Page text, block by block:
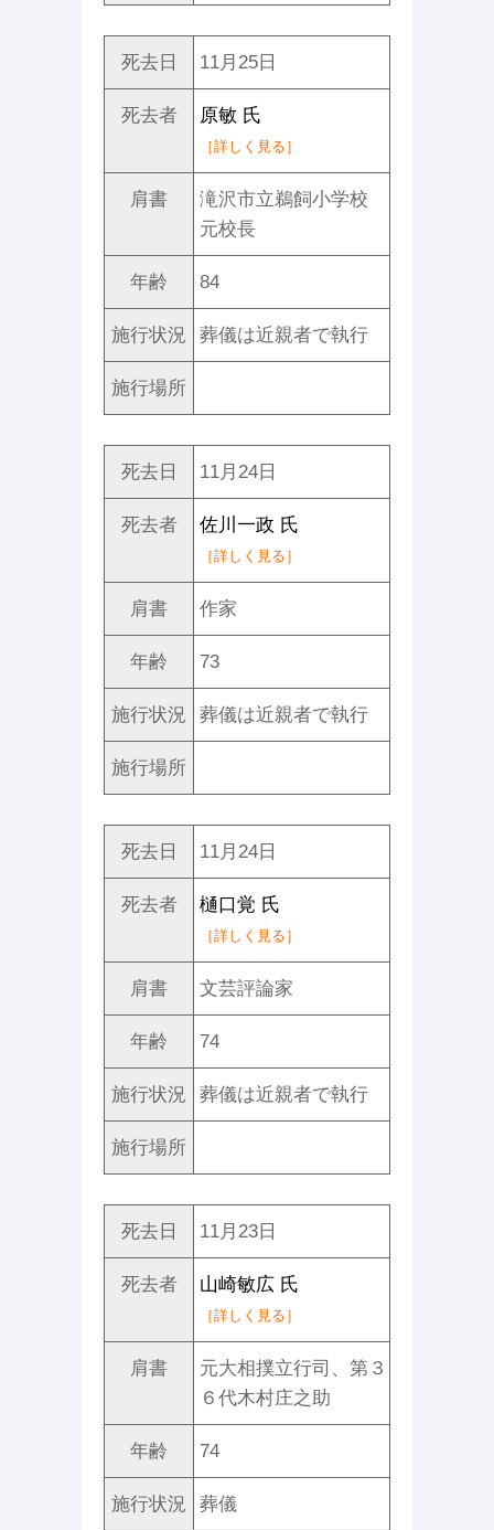
死去日 11月25日
死去者 原敏 氏
［詳しく見る］
肩書
滝沢市立鵜飼小学校
元校長
年齢 84
施行状況 葬儀は近親者で執行
施行場所
死去日 11月24日
死去者 佐川一政 氏
［詳しく見る］
肩書 作家
年齢 73
施行状況 葬儀は近親者で執行
施行場所
死去日 11月24日
死去者 樋口覚 氏
［詳しく見る］
肩書 文芸評論家
年齢 74
施行状況 葬儀は近親者で執行
施行場所
死去日 11月23日
死去者 山崎敏広 氏
［詳しく見る］
肩書
元大相撲立行司、第３
６代木村庄之助
年齢 74
施行状況 葬儀